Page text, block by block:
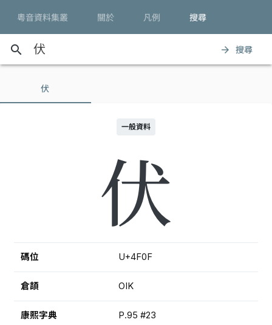
粵音資料集叢 關於 凡例 搜尋
search arrow_forward 搜尋
伏
一般資料
伏
碼位 U+4F0F
倉頡 OIK
康熙字典 P.95 #23